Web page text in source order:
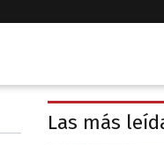
Las más